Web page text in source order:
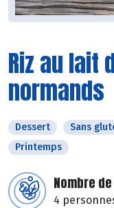
Riz au lait
normands
Dessert Sans
Printemps
Nombre
4